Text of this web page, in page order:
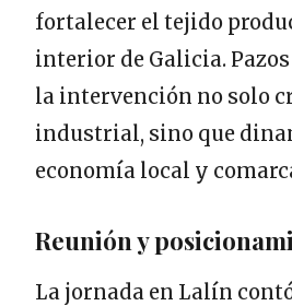
fortalecer el tejido
interior de Galicia.
la intervención no solo
industrial, sino que
economía local y
Reunión y
La jornada en Lalín